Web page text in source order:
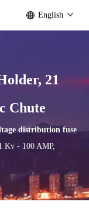
English
21
Chute
distribution fuse
Kv - 100 AMP,